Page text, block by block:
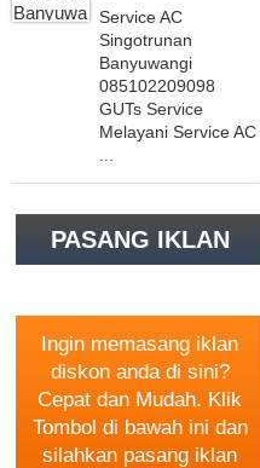
Service AC
Singotrunan
Banyuwangi
085102209098
GUTs Service
Melayani Service AC
PASANG IKLAN
Ingin memasang iklan
diskon anda di sini?
Cepat dan Mudah. Klik
Tombol di bawah ini dan
silahkan pasang iklan